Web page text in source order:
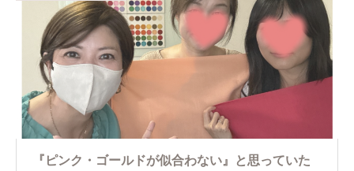
『ピンク・ゴールドが似合わない』と思っていた